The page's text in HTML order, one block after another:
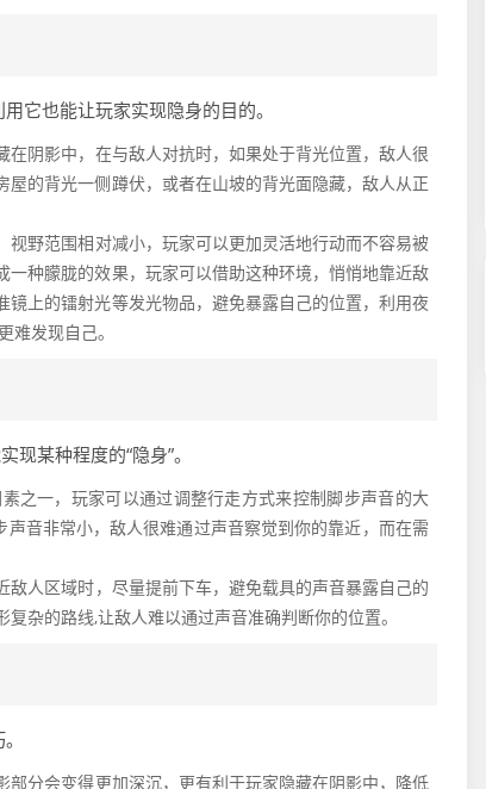
它也能让玩家实现隐身的目的。
阴影中，在与敌人对抗时，如果处于背光位置，敌人很
的背光一侧蹲伏，或者在山坡的背光面隐藏，敌人从正
视野范围相对减小，玩家可以更加灵活地行动而不容易被
种朦胧的效果，玩家可以借助这种环境，悄悄地靠近敌
上的镭射光等发光物品，避免暴露自己的位置，利用夜
发现自己。
某种程度的“隐身”。
之一，玩家可以通过调整行走方式来控制脚步声音的大
音非常小，敌人很难通过声音察觉到你的靠近，而在需
人区域时，尽量提前下车，避免载具的声音暴露自己的
杂的路线,让敌人难以通过声音准确判断你的位置。
分会变得更加深沉，更有利于玩家隐藏在阴影中，降低